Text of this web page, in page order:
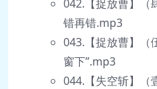
042.【捉放曹】（
错再错.mp3
043.【捉放曹】（
窗下”.mp3
044.【失空斩】（